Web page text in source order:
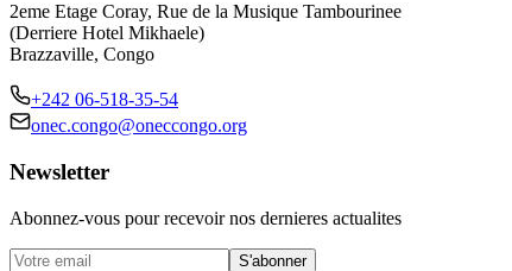
2eme Etage Coray, Rue de la Musique Tambourinee
(Derriere Hotel Mikhaele)
Brazzaville, Congo
+242 06-518-35-54
onec.congo@oneccongo.org
Newsletter
Abonnez-vous pour recevoir nos dernieres actualites
S'abonner